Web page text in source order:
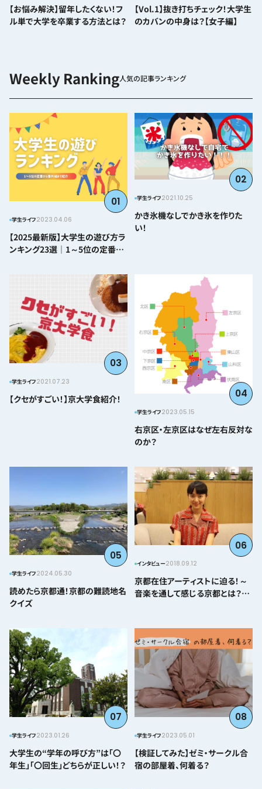
【お悩み解決】留年したくない！フ
ル単で大学を卒業する方法とは？
【vol.1】抜き打ちチェック！大学生
のカバンの中身は？【女子編】
人気の記事ランキング
01
学生ライフ2023.04.06
【2025最新版】大学生の遊び方ラ
ンキング23選｜1～5位の定番か
02
学生ライフ2021.10.25
かき氷機なしでかき氷を作りた
い！
03
学生ライフ2021.07.23
【クセがすごい！】京大学食紹介！ 04
学生ライフ2023.05.15
右京区・左京区はなぜ左右反対な
のか？
05
学生ライフ2024.05.30
読めたら京都通！京都の難読地名
クイズ
06
インタビュー2018.09.12
京都在住アーティストに迫る！～
音楽を通して感じる京都とは？＠
07
学生ライフ2023.01.26
大学生の“学年の呼び方”は「〇
年生」「〇回生」どちらが正しい！？
08
学生ライフ2023.05.01
【検証してみた】ゼミ・サークル合
宿の部屋着、何着る？